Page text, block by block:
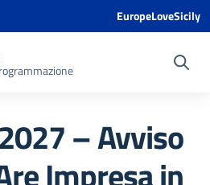
EuropeLoveSicily
– Avviso